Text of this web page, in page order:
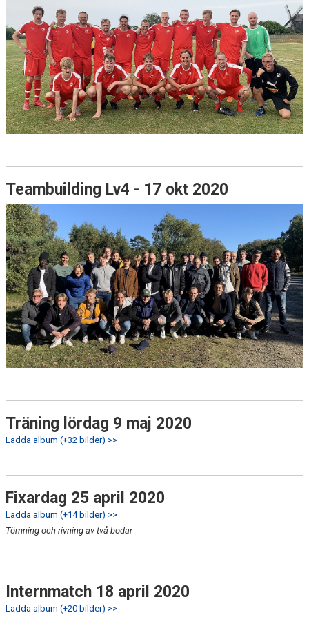
Teambuilding Lv4 - 17 okt 2020
Träning lördag 9 maj 2020
Ladda album (+32 bilder) >>
Fixardag 25 april 2020
Ladda album (+14 bilder) >>
Tömning och rivning av två bodar
Internmatch 18 april 2020
Ladda album (+20 bilder) >>